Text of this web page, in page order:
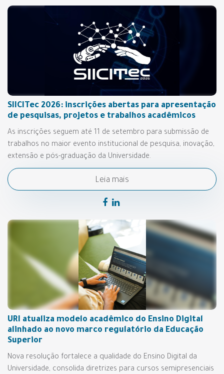
SIICITec 2026: inscrições abertas para apresentação
de pesquisas, projetos e trabalhos acadêmicos
As inscrições seguem até 11 de setembro para submissão de
trabalhos no maior evento institucional de pesquisa, inovação,
extensão e pós-graduação da Universidade.
Leia mais
URI atualiza modelo acadêmico do Ensino Digital
alinhado ao novo marco regulatório da Educação
Superior
Nova resolução fortalece a qualidade do Ensino Digital da
Universidade, consolida diretrizes para cursos semipresenciais